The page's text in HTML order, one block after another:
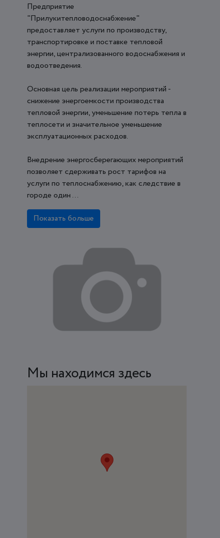
Предприятие
"Прилукитепловодоснабжение"
предоставляет услуги по производству,
транспортировке и поставке тепловой
энергии, централизованного водоснабжения и
водоотведения.
Основная цель реализации мероприятий -
снижение энергоемкости производства
тепловой энергии, уменьшение потерь тепла в
теплосети и значительное уменьшение
эксплуатационных расходов.
Внедрение энергосберегающих мероприятий
позволяет сдерживать рост тарифов на
услуги по теплоснабжению, как следствие в
городе один ...
Показать больше
Мы находимся здесь